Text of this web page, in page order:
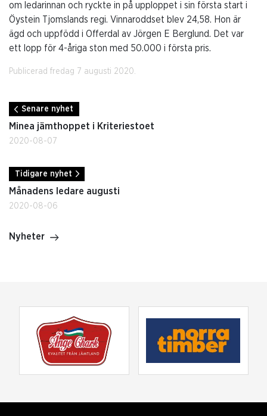
om ledarinnan och ryckte in på upploppet i sin första start i
Öystein Tjomslands regi. Vinnaroddset blev 24,58. Hon är
ägd och uppfödd i Offerdal av Jörgen E Berglund. Det var
ett lopp för 4-åriga ston med 50.000 i första pris.
Publicerad fredag 7 augusti 2020.
Senare nyhet
Minea jämthoppet i Kriteriestoet
2020-08-07
Tidigare nyhet
Månadens ledare augusti
2020-08-06
Nyheter